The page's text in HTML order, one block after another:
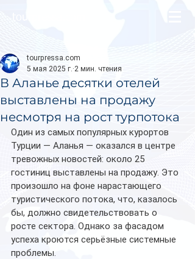
В Аланье десятки отелей
выставлены на продажу
несмотря на рост турпотока
tourpressa.com
5 мая 2025 г. 2 мин. чтения
Один из самых популярных курортов
Турции — Аланья — оказался в центре
тревожных новостей: около 25
гостиниц выставлены на продажу. Это
произошло на фоне нарастающего
туристического потока, что, казалось
бы, должно свидетельствовать о
росте сектора. Однако за фасадом
успеха кроются серьёзные системные
проблемы.